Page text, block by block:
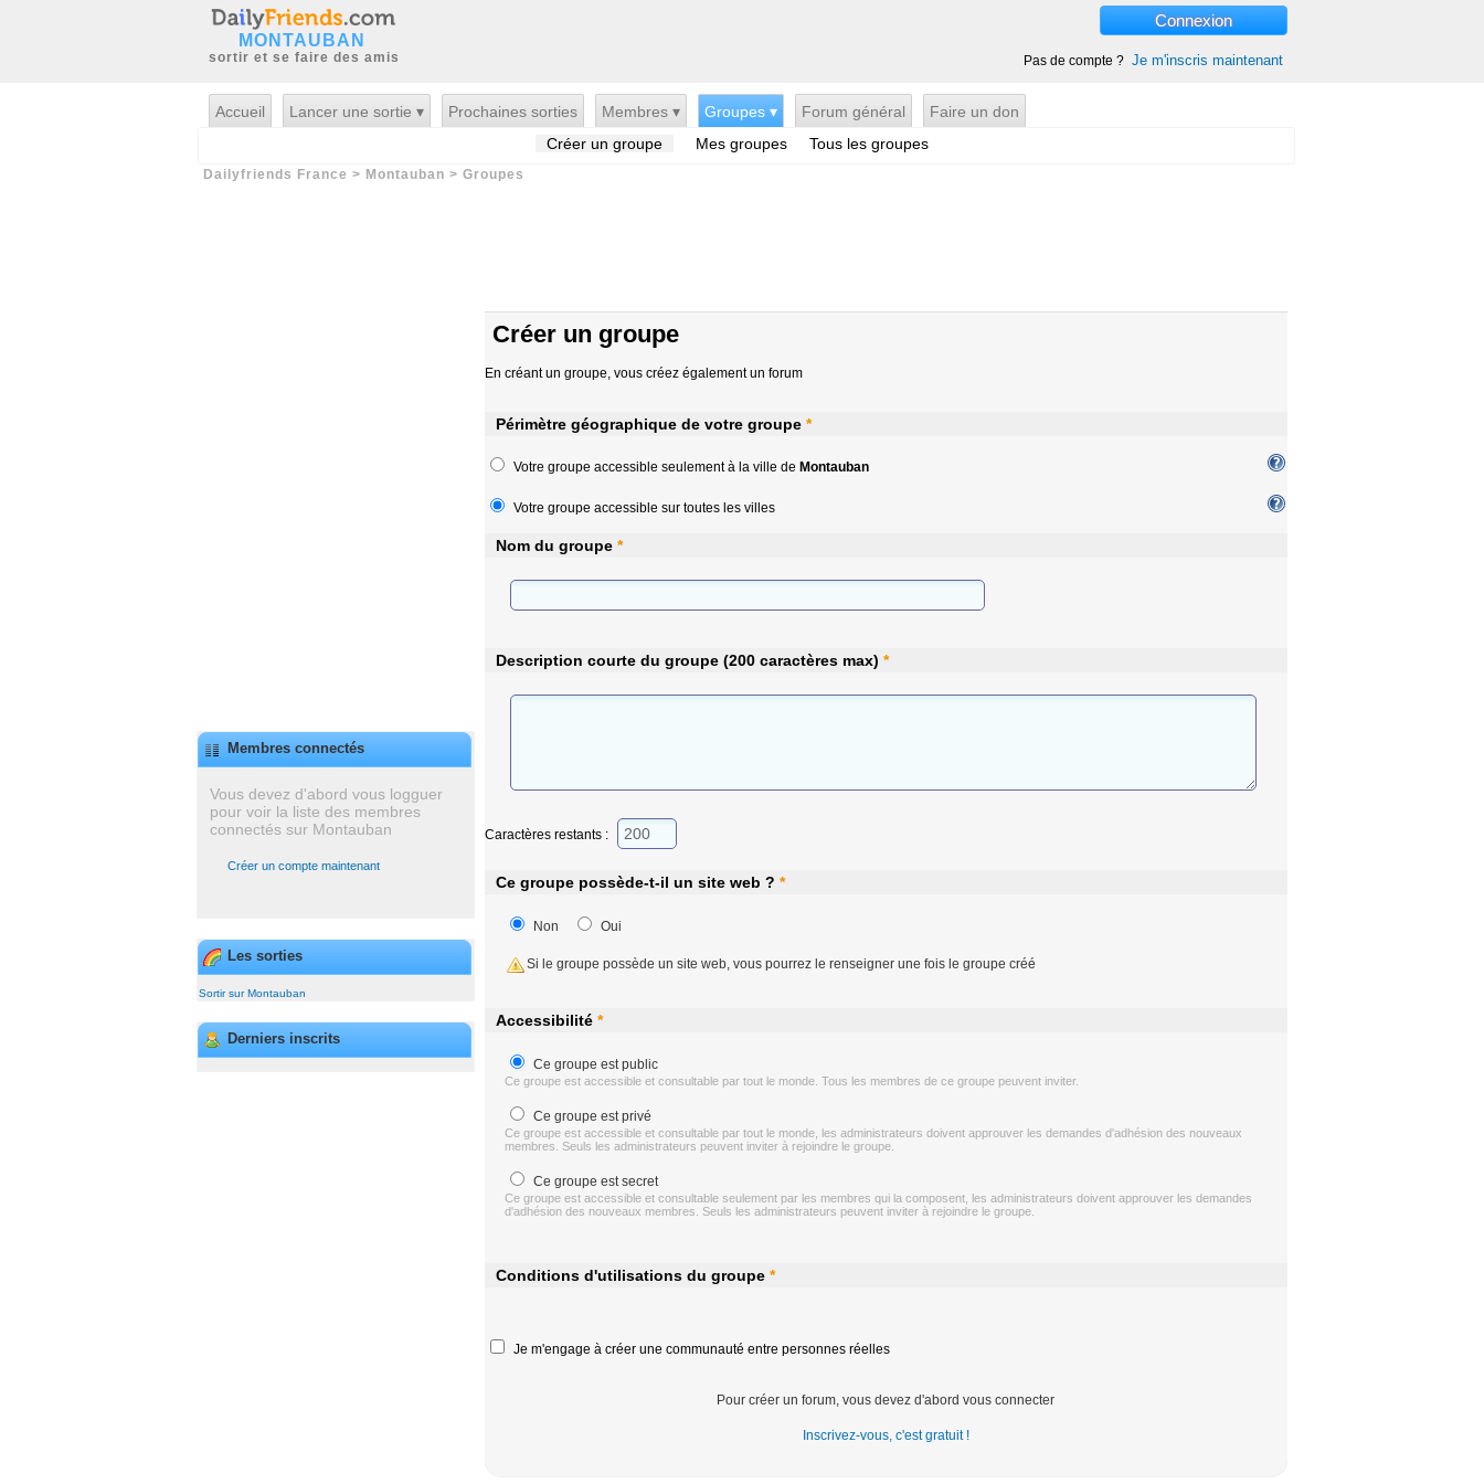
MONTAUBAN
sortir et se faire des amis
Connexion
Pas de compte ? Je m'inscris maintenant
Accueil Lancer une sortie ▾ Prochaines sorties Membres ▾
Groupes ▾
Créer un groupe
Mes groupes Tous les groupes
Forum général Faire un don
Dailyfriends France > Montauban > Groupes
Membres connectés
Vous devez d'abord vous logguer
pour voir la liste des membres
connectés sur Montauban
Créer un compte maintenant
Les sorties
Sortir sur Montauban
Derniers inscrits
Créer un groupe
En créant un groupe, vous créez également un forum
Périmètre géographique de votre groupe *
Votre groupe accessible seulement à la ville de Montauban
Votre groupe accessible sur toutes les villes
Nom du groupe *
Description courte du groupe (200 caractères max) *
Caractères restants :
Ce groupe possède-t-il un site web ? *
Non Oui
Si le groupe possède un site web, vous pourrez le renseigner une fois le groupe créé
Accessibilité *
Ce groupe est public
Ce groupe est accessible et consultable par tout le monde. Tous les membres de ce groupe peuvent inviter.
Ce groupe est privé
Ce groupe est accessible et consultable par tout le monde, les administrateurs doivent approuver les demandes d'adhésion des nouveaux
membres. Seuls les administrateurs peuvent inviter à rejoindre le groupe.
Ce groupe est secret
Ce groupe est accessible et consultable seulement par les membres qui la composent, les administrateurs doivent approuver les demandes
d'adhésion des nouveaux membres. Seuls les administrateurs peuvent inviter à rejoindre le groupe.
Conditions d'utilisations du groupe *
Je m'engage à créer une communauté entre personnes réelles
Pour créer un forum, vous devez d'abord vous connecter
Inscrivez-vous, c'est gratuit !